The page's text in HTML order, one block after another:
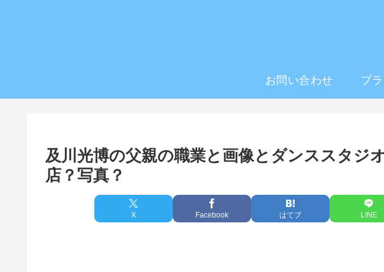
お問い合わせ プ
及川光博の父親の職業と画像とダンススタジ
店？写真？
X Facebook はてブ LINE